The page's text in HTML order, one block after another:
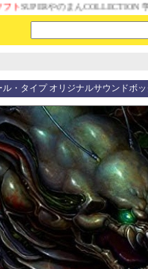
やのまんCOLLECTION 学校で
ル・タイプ オリジナルサウンドボ